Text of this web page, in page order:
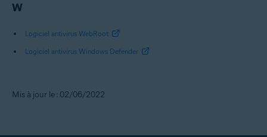
W
Logiciel antivirus WebRoot
Logiciel antivirus Windows Defender
Mis à jour le : 02/06/2022